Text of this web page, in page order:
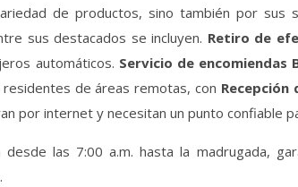
de productos, sino también por sus
sus destacados se incluyen. Retiro de
automáticos. Servicio de encomiendas
de áreas remotas, con Recepción
por internet y necesitan un punto confiable
las 7:00 a.m. hasta la madrugada,